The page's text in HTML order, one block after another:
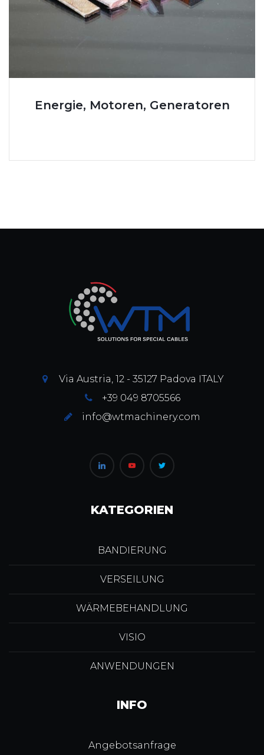
Energie, Motoren, Generatoren
Via Austria, 12 - 35127 Padova ITALY
+39 049 8705566
info@wtmachinery.com
KATEGORIEN
BANDIERUNG
VERSEILUNG
WÄRMEBEHANDLUNG
VISIO
ANWENDUNGEN
INFO
Angebotsanfrage